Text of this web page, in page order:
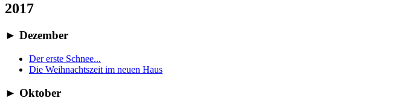
2017
► Dezember
Der erste Schnee...
Die Weihnachtszeit im neuen Haus
► Oktober